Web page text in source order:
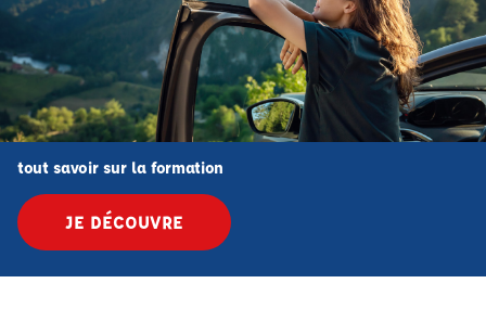
tout savoir sur la formation
JE DÉCOUVRE